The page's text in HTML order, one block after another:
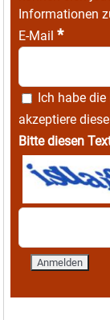
Informationen
E-Mail *
Ich habe die
akzeptiere
Bitte diesen